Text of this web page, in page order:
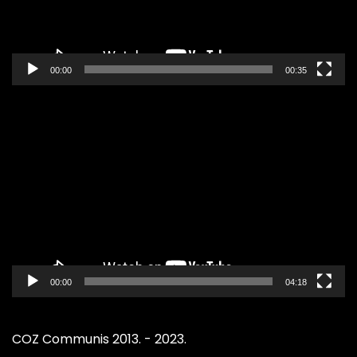
00:00 00:35
00:00 04:18
COZ Communis 2013. - 2023.